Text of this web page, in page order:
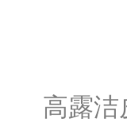
高露洁